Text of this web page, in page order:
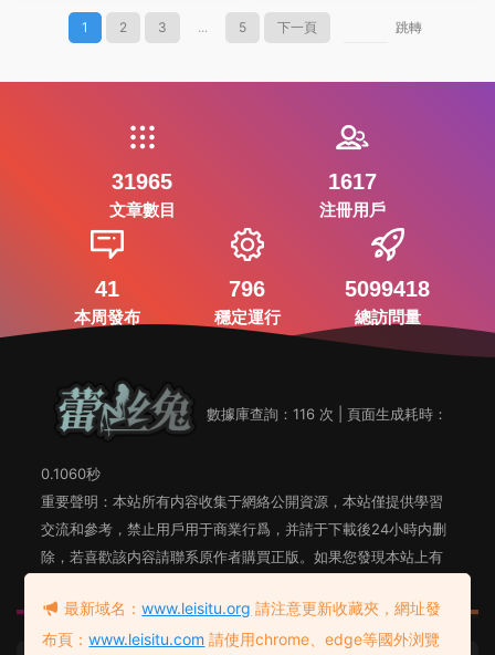
1 2 3 ... 5 下一頁 跳轉
31965
文章數目
1617
注冊用戶
41
本周發布
796
穩定運行
5099418
總訪問量
數據庫查詢：116 次 | 頁面生成耗時：
0.1060秒
重要聲明：本站所有内容收集于網絡公開資源，本站僅提供學習
交流和參考，禁止用戶用于商業行爲，并請于下載後24小時内删
除，若喜歡該内容請聯系原作者購買正版。如果您發現本站上有
最新域名：www.leisitu.org 請注意更新收藏夾，網址發
布頁：www.leisitu.com 請使用chrome、edge等國外浏覽